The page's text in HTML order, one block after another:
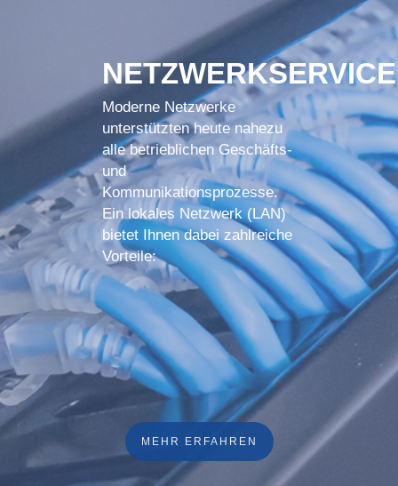
NETZWERKSERVICE
Moderne Netzwerke
unterstützten heute nahezu
alle betrieblichen Geschäfts-
und
Kommunikationsprozesse.
Ein lokales Netzwerk (LAN)
bietet Ihnen dabei zahlreiche
Vorteile:
MEHR ERFAHREN